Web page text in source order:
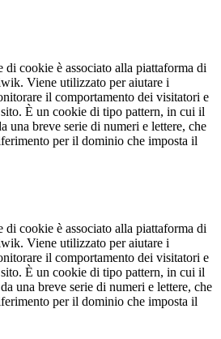
di cookie è associato alla piattaforma di
Viene utilizzato per aiutare i
il comportamento dei visitatori e
È un cookie di tipo pattern, in cui il
una breve serie di numeri e lettere, che
per il dominio che imposta il
di cookie è associato alla piattaforma di
Viene utilizzato per aiutare i
il comportamento dei visitatori e
È un cookie di tipo pattern, in cui il
una breve serie di numeri e lettere, che
per il dominio che imposta il